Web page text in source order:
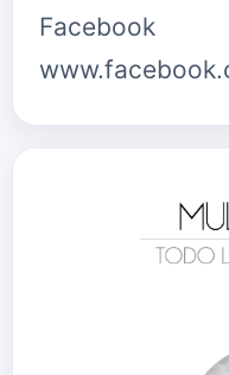
Facebook